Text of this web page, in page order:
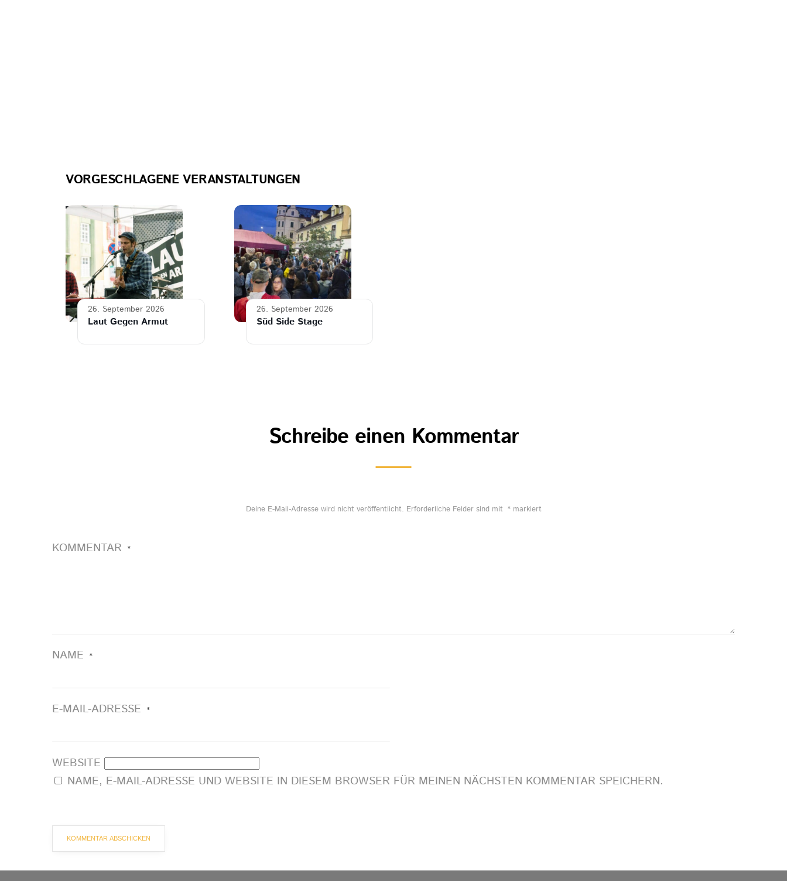
VORGESCHLAGENE VERANSTALTUNGEN
26. September 2026
Laut Gegen Armut
26. September 2026
Süd Side Stage
Schreibe einen Kommentar
Deine E-Mail-Adresse wird nicht veröffentlicht. Erforderliche Felder sind mit *markiert
KOMMENTAR *
NAME *
E-MAIL-ADRESSE *
WEBSITE
NAME, E-MAIL-ADRESSE UND WEBSITE IN DIESEM BROWSER FÜR MEINEN NÄCHSTEN KOMMENTAR SPEICHERN.